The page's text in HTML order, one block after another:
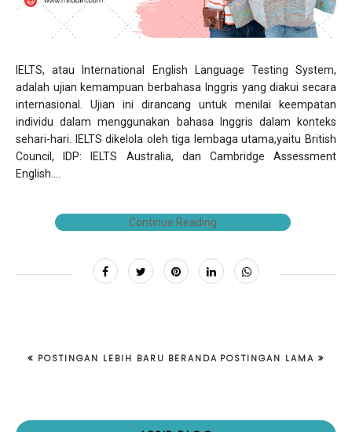
IELTS, atau International English Language Testing System,
adalah ujian kemampuan berbahasa Inggris yang diakui secara
internasional. Ujian ini dirancang untuk menilai keempatan
individu dalam menggunakan bahasa Inggris dalam konteks
sehari-hari. IELTS dikelola oleh tiga lembaga utama,yaitu British
Council, IDP: IELTS Australia, dan Cambridge Assessment
English....
Continue Reading
POSTINGAN LEBIH BARU POSTINGAN LAMA
BERANDA